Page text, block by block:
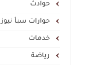
حوادث
حوارات سبأ نيوز
خدمات
رياضة